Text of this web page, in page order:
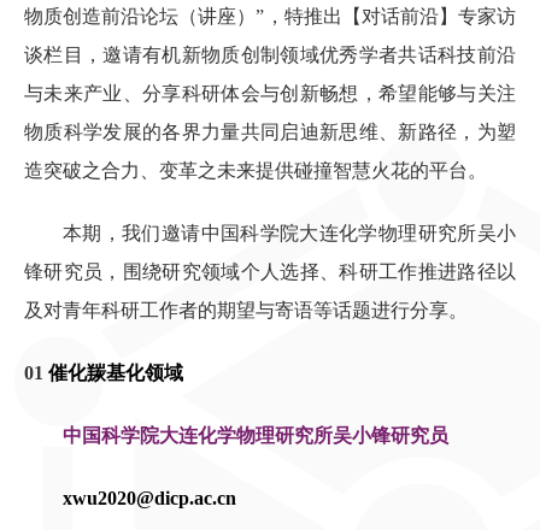
物质创造前沿论坛（讲座）”，特推出【对话前沿】专家访
谈栏目，邀请有机新物质创制领域优秀学者共话科技前沿
与未来产业、分享科研体会与创新畅想，希望能够与关注
物质科学发展的各界力量共同启迪新思维、新路径，为塑
造突破之合力、变革之未来提供碰撞智慧火花的平台。
本期，我们邀请中国科学院大连化学物理研究所吴小
锋研究员，围绕研究领域个人选择、科研工作推进路径以
及对青年科研工作者的期望与寄语等话题进行分享。
01 催化羰基化领域
中国科学院大连化学物理研究所吴小锋研究员
xwu2020@dicp.ac.cn